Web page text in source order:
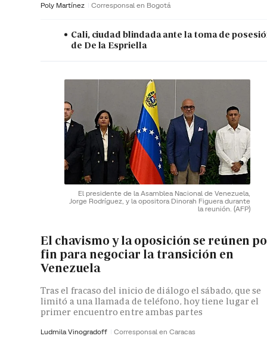
Poly Martínez Corresponsal en Bogotá
Cali, ciudad blindada ante la toma de
de De la Espriella
El presidente de la Asamblea Nacional de Venezuela,
Jorge Rodríguez, y la opositora Dinorah Figuera durante
la reunión. (AFP)
El chavismo y la oposición se reúnen
fin para negociar la transición en
Venezuela
Tras el fracaso del inicio de diálogo el sábado, que se
limitó a una llamada de teléfono, hoy tiene lugar el
primer encuentro entre ambas partes
Ludmila Vinogradoff Corresponsal en Caracas